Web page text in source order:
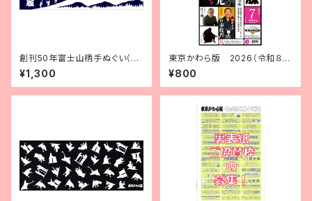
創刊50年富士山柄手ぬぐい（紺
地に白）
¥1,300
東京かわら版 2026（令和８）
年７月号
¥800